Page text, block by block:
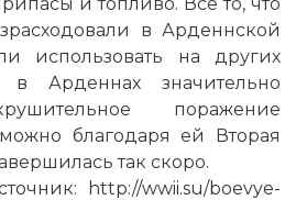
в Арденнской
использовать на других
в Арденнах значительно
поражение
благодаря ей Вторая
так скоро.
http://wwii.su/boevye-